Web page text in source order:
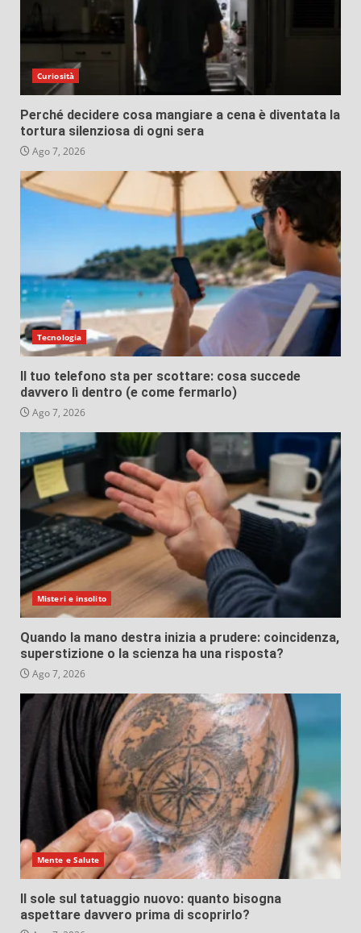
Curiosità
Perché decidere cosa mangiare a cena è diventata la
tortura silenziosa di ogni sera
Ago 7, 2026
Tecnologia
Il tuo telefono sta per scottare: cosa succede
davvero lì dentro (e come fermarlo)
Ago 7, 2026
Misteri e insolito
Quando la mano destra inizia a prudere: coincidenza,
superstizione o la scienza ha una risposta?
Ago 7, 2026
Mente e Salute
Il sole sul tatuaggio nuovo: quanto bisogna
aspettare davvero prima di scoprirlo?